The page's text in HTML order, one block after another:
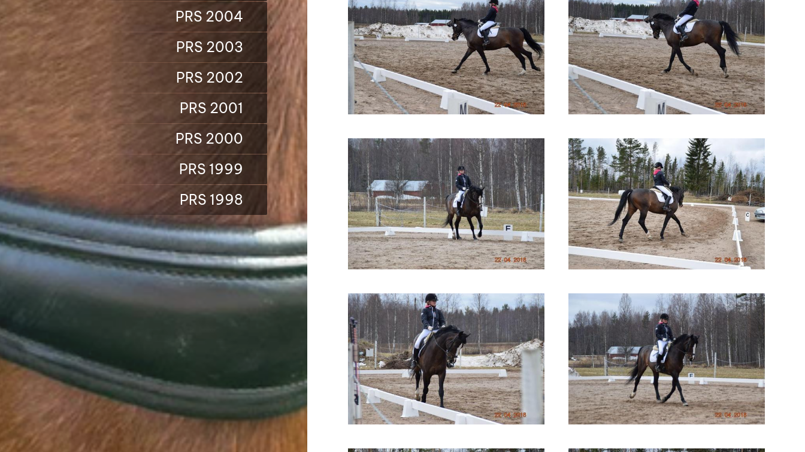
PRS 2004
PRS 2003
PRS 2002
PRS 2001
PRS 2000
PRS 1999
PRS 1998